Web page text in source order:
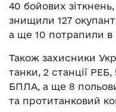
40 бойових зіткнень,
знищили 127
а ще 10 потрапили в
Також захисники
танки, 2 станції
БПЛА, а ще 8
та протитанковий